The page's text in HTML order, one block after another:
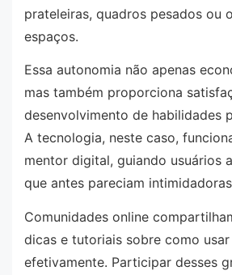
prateleiras, quadros pesados ou
espaços.
Essa autonomia não apenas
mas também proporciona
desenvolvimento de habilidades
A tecnologia, neste caso,
mentor digital, guiando usuários
que antes pareciam
Comunidades online
dicas e tutoriais sobre como
efetivamente. Participar desses